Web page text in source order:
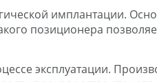
имплантации.
позиционера
эксплуатации.